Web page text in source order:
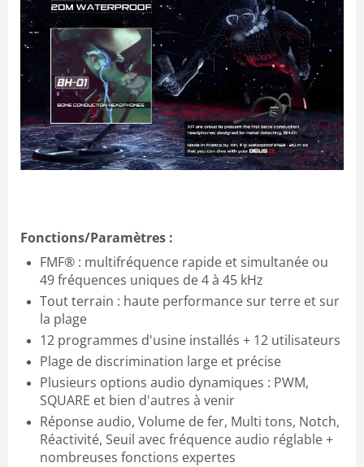
Fonctions/Paramètres :
FMF® : multifréquence rapide et simultanée ou
49 fréquences uniques de 4 à 45 kHz
Tout terrain : haute performance sur terre et sur
la plage
12 programmes d'usine installés + 12 utilisateurs
Plage de discrimination large et précise
Plusieurs options audio dynamiques : PWM,
SQUARE et bien d'autres à venir
Réponse audio, Volume de fer, Multi tons, Notch,
Réactivité, Seuil avec fréquence audio réglable +
nombreuses fonctions expertes